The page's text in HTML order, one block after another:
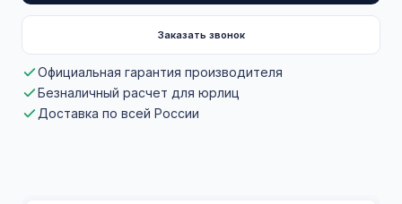
Заказать звонок
Официальная гарантия производителя
Безналичный расчет для юрлиц
Доставка по всей России